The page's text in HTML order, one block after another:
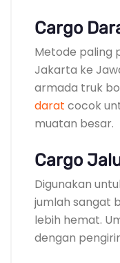
Cargo
Metode paling
Jakarta ke
armada truk
darat cocok
muatan besar.
Cargo
Digunakan
jumlah sangat
lebih hemat.
dengan